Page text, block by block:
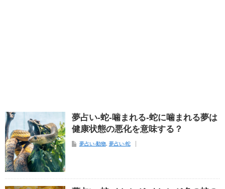
夢占い-蛇-噛まれる-蛇に噛まれる夢は
健康状態の悪化を意味する？
夢占い-動物, 夢占い-蛇